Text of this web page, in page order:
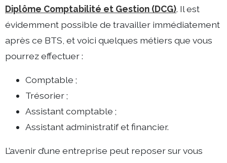
Diplôme Comptabilité et Gestion (DCG). Il est
évidemment possible de travailler immédiatement
après ce BTS, et voici quelques métiers que vous
pourrez effectuer :
Comptable ;
Trésorier ;
Assistant comptable ;
Assistant administratif et financier.
L’avenir d’une entreprise peut reposer sur vous